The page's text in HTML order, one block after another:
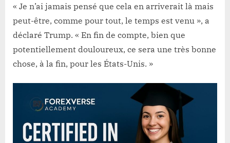
« Je n’ai jamais pensé que cela en arriverait là mais
peut-être, comme pour tout, le temps est venu », a
déclaré Trump. « En fin de compte, bien que
potentiellement douloureux, ce sera une très bonne
chose, à la fin, pour les États-Unis. »